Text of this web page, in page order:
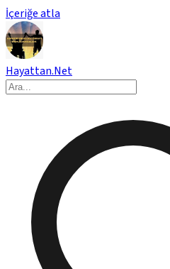
İçeriğe atla
Hayattan.Net